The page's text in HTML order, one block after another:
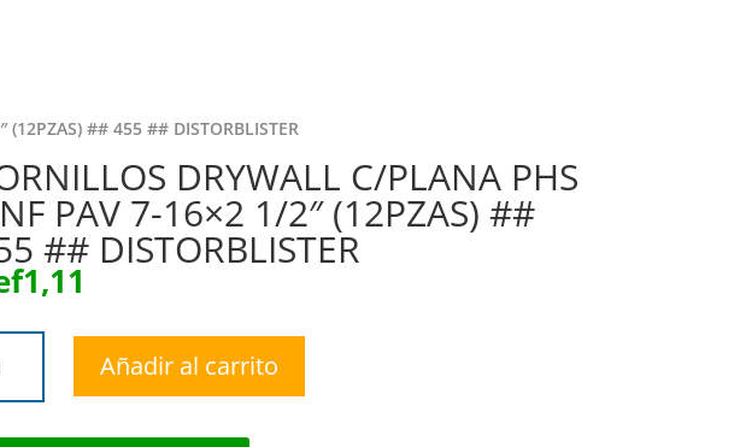
## 455 ## DISTORBLISTER
DRYWALL C/PLANA PHS
PAV 7-16×2 1/2″ (12PZAS) ##
## DISTORBLISTER
1,11
Añadir al carrito